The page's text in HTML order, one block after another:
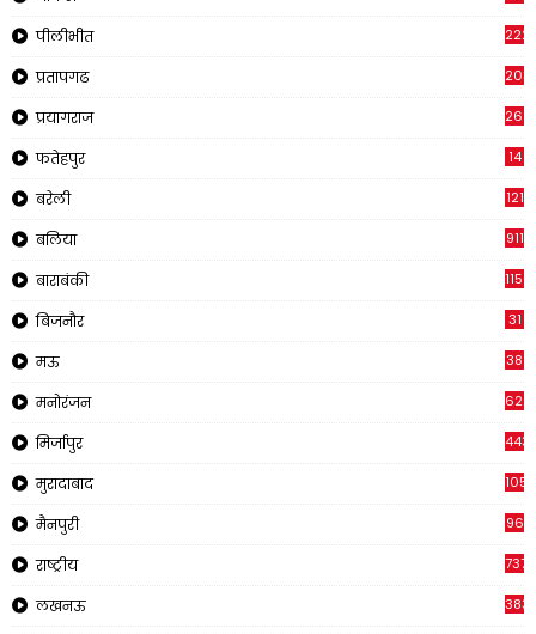
पीलीभीत
प्रतापगढ
प्रयागराज 269
फतेहपुर 14
बरेली 121
बलिया 911
बाराबंकी 1150
बिजनौर 31
मऊ 38
मनोरंजन 622
मिर्जापुर 443
मुरादाबाद 1057
मैनपुरी 96
राष्ट्रीय 7376
लखनऊ